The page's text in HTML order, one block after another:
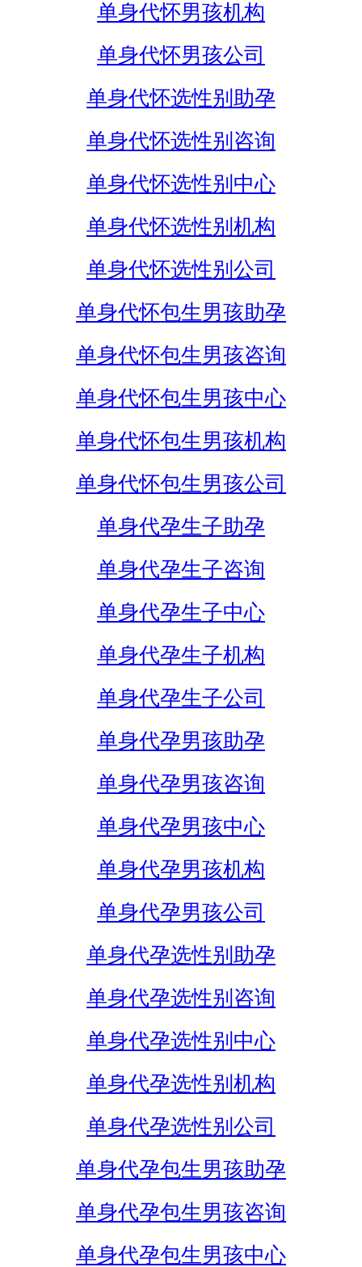
单身代怀男孩机构
单身代怀男孩公司
单身代怀选性别助孕
单身代怀选性别咨询
单身代怀选性别中心
单身代怀选性别机构
单身代怀选性别公司
单身代怀包生男孩助孕
单身代怀包生男孩咨询
单身代怀包生男孩中心
单身代怀包生男孩机构
单身代怀包生男孩公司
单身代孕生子助孕
单身代孕生子咨询
单身代孕生子中心
单身代孕生子机构
单身代孕生子公司
单身代孕男孩助孕
单身代孕男孩咨询
单身代孕男孩中心
单身代孕男孩机构
单身代孕男孩公司
单身代孕选性别助孕
单身代孕选性别咨询
单身代孕选性别中心
单身代孕选性别机构
单身代孕选性别公司
单身代孕包生男孩助孕
单身代孕包生男孩咨询
单身代孕包生男孩中心